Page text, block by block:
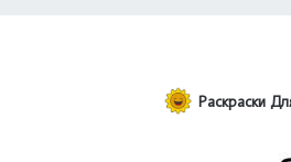
Раскраски